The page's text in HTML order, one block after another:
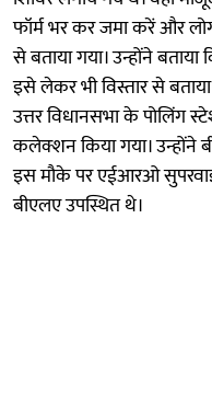
फॉर्म भर कर जमा करें और
से बताया गया। उन्होंने
इसे लेकर भी विस्तार से
उत्तर विधानसभा के पोलिंग
कलेक्शन किया गया। उन्होंने
इस मौके पर एईआरओ
बीएलए उपस्थित थे।